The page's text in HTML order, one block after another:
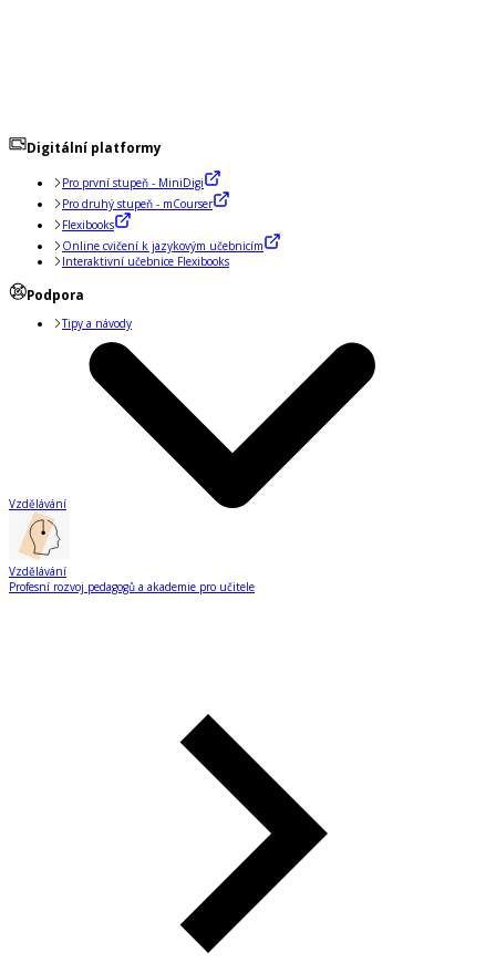
Digitální platformy
Pro první stupeň - MiniDigi
Pro druhý stupeň - mCourser
Flexibooks
Online cvičení k jazykovým učebnicím
Interaktivní učebnice Flexibooks
Podpora
Tipy a návody
Vzdělávání
Vzdělávání
Profesní rozvoj pedagogů a akademie pro učitele